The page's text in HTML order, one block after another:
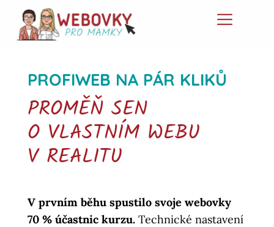
PROFIWEB NA PÁR KLIKŮ
PROMĚŇ SEN
O VLASTNÍM WEBU
V REALITU
V prvním běhu spustilo svoje webovky
70 % účastnic kurzu.Technické nastavení